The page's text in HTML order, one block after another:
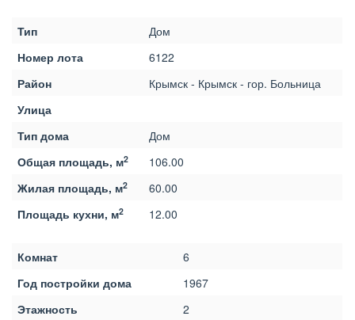
Тип
Дом
Номер лота
6122
Район
Крымск - Крымск - гор. Больница
Улица
Тип дома
Дом
Общая площадь, м2
106.00
Жилая площадь, м2
60.00
Площадь кухни, м2 12.00
Комнат
6
Год постройки дома
1967
Этажность
2